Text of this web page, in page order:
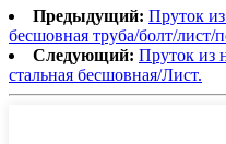
Предыдущий: Пруток
бесшовная труба/болт/лист/
Следующий: Пруток из
стальная бесшовная/Лист.